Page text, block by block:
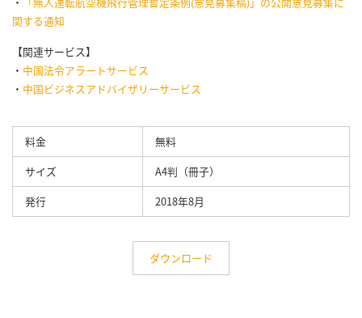
関する通知
【関連サービス】
・ 中国法令アラートサービス
・ 中国ビジネスアドバイザリーサービス
料金
無料
サイズ
A4判（冊子）
発行
2018年8月
ダウンロード